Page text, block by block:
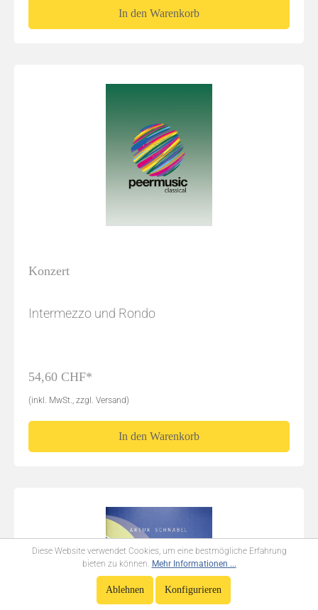
In den Warenkorb
Konzert
Intermezzo und Rondo
54,60 CHF*
(inkl. MwSt., zzgl. Versand)
In den Warenkorb
Diese Website verwendet Cookies, um eine bestmögliche Erfahrung
bieten zu können. Mehr Informationen ...
Ablehnen Konfigurieren